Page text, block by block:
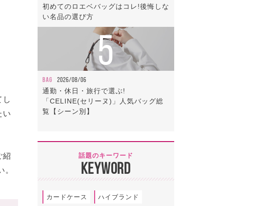
し
い
紹
初めてのロエベバッグはコレ!後悔しな
い名品の選び方
5
BAG 2026/08/06
通勤・休日・旅行で選ぶ!
「CELINE(セリーヌ)」人気バッグ総
覧【シーン別】
話題のキーワード
KEYWORD
カードケース ハイブランド